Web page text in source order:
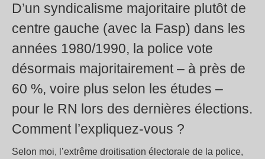
D’un syndicalisme majoritaire plutôt de
centre gauche (avec la Fasp) dans les
années 1980/1990, la police vote
désormais majoritairement – à près de
60 %, voire plus selon les études –
pour le RN lors des dernières élections.
Comment l’expliquez-vous ?
Selon moi, l’extrême droitisation électorale de la police,